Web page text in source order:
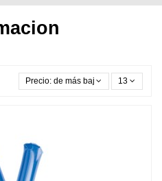
Precio: de más bajo a más alto
13